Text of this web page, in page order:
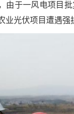
由于一风电项目
业光伏项目遭遇强